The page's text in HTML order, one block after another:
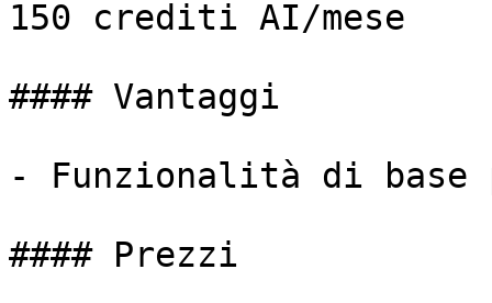
150 crediti AI/mese
#### Vantaggi
- Funzionalità di base
#### Prezzi